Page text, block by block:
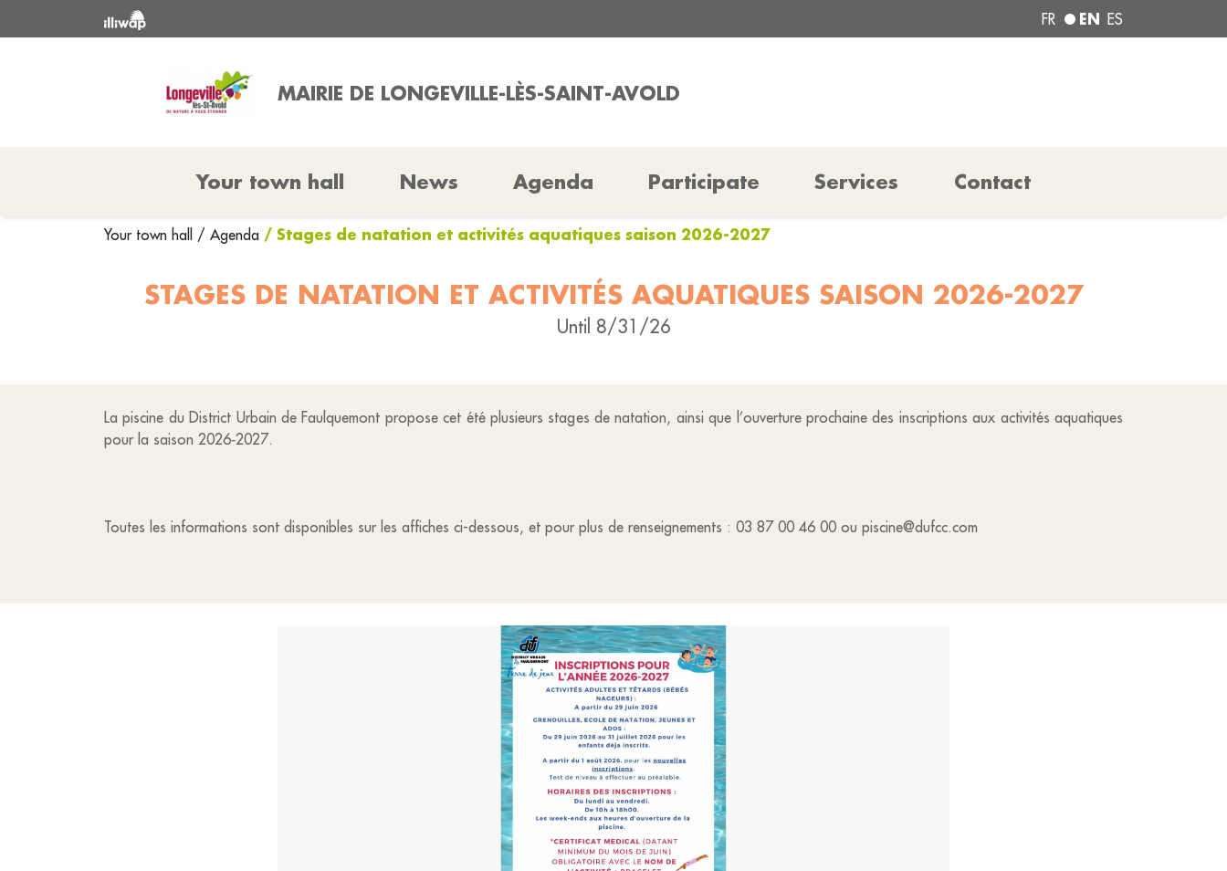
FR EN ES
MAIRIE DE LONGEVILLE-LÈS-SAINT-AVOLD
Your town hall News Agenda Participate Services Contact
Your town hall / Agenda / Stages de natation et activités aquatiques saison 2026-2027
STAGES DE NATATION ET ACTIVITÉS AQUATIQUES SAISON 2026-2027
Until 8/31/26
La piscine du District Urbain de Faulquemont propose cet été plusieurs stages de natation, ainsi que l’ouverture prochaine des inscriptions aux activités aquatiques
pour la saison 2026‑2027.
Toutes les informations sont disponibles sur les affiches ci-dessous, et pour plus de renseignements : 03 87 00 46 00 ou piscine@dufcc.com